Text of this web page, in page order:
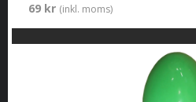
69 kr (inkl. moms)